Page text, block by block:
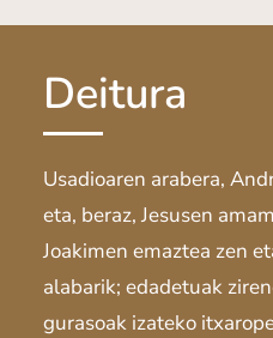
Deitura
Usadioaren arabera,
eta, beraz, Jesusen
Joakimen emaztea zen
alabarik; edadetuak
gurasoak izateko